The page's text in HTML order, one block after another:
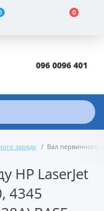
0
096 0096 401
заряду Вал первинного
HP LaserJet
4345